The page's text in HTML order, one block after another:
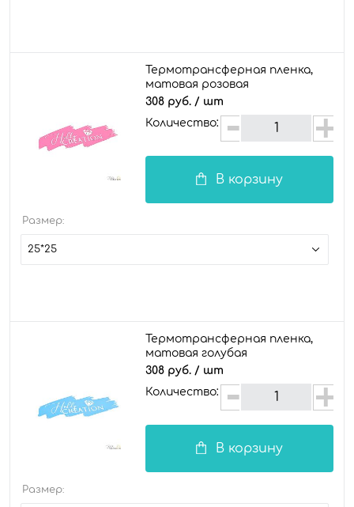
Термотрансферная пленка,
матовая розовая
308 руб. / шт
Количество:
В корзину
Размер:
25*25
Термотрансферная пленка,
матовая голубая
308 руб. / шт
Количество:
В корзину
Размер: